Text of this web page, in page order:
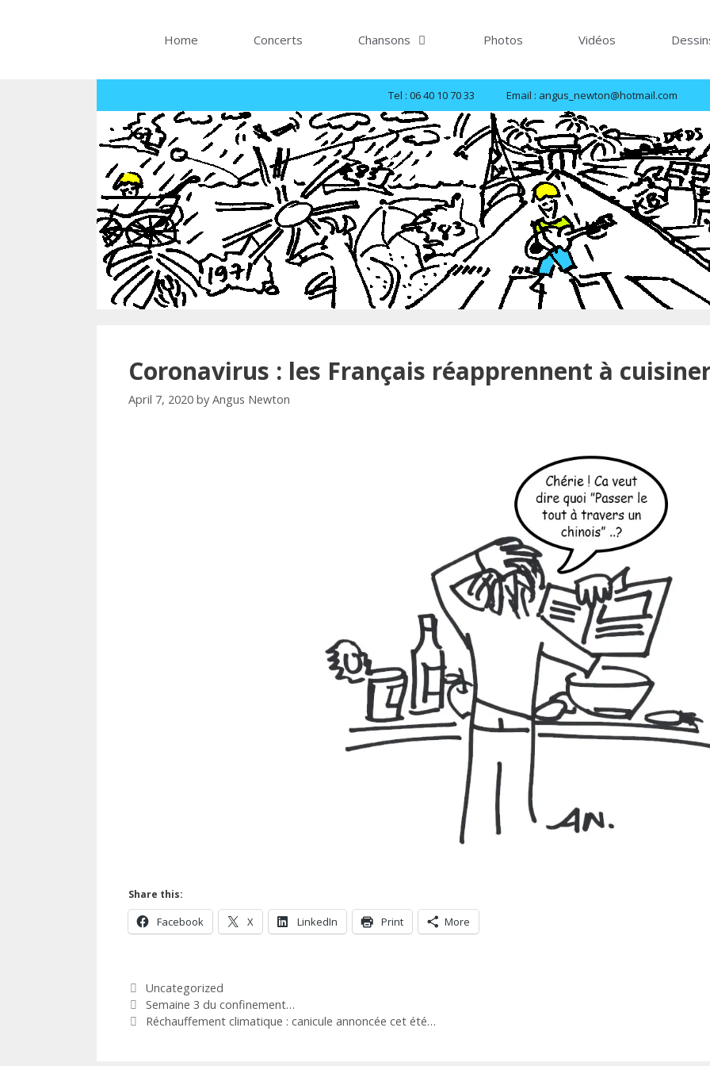
Home Concerts Chansons Photos Vidéos
Tel : 06 40 10 70 33 Email : angus_newton@hotmail.com
Coronavirus : les Français réapprennent à
April 7, 2020 by Angus Newton
Share this:
Facebook X LinkedIn Print More
Categories
Uncategorized
Semaine 3 du confinement…
Réchauffement climatique : canicule annoncée cet été…